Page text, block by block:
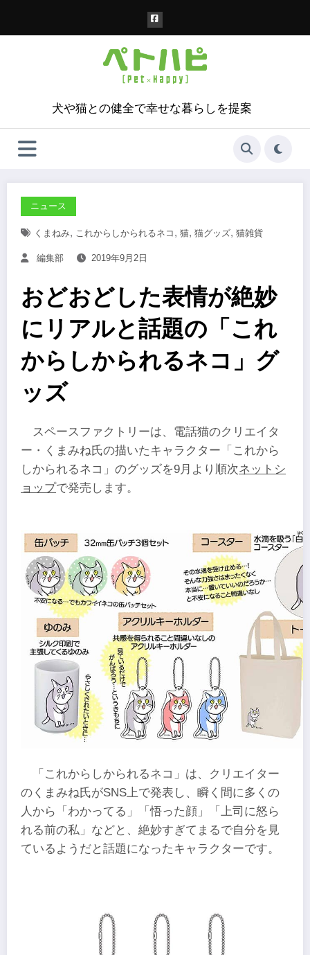
犬や猫との健全で幸せな暮らしを提案
ニュース
くまねみ, これからしかられるネコ , 猫, 猫グッズ, 猫雑貨
編集部 2019年9月2日
おどおどした表情が絶妙
にリアルと話題の「これ
からしかられるネコ」グ
ッズ
スペースファクトリーは、電話猫のクリエイタ
ー・くまみね氏の描いたキャラクター「これから
しかられるネコ」のグッズを9月より順次ネットシ
ョップで発売します。
「これからしかられるネコ」は、クリエイター
のくまみね氏がSNS上で発表し、瞬く間に多くの
人から「わかってる」「悟った顔」「上司に怒ら
れる前の私」などと、絶妙すぎてまるで自分を見
ているようだと話題になったキャラクターです。